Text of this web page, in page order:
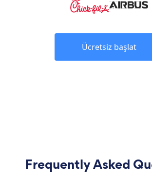
Ücretsiz başlat
Frequently Asked